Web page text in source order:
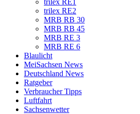
trilex RE1
trilex RE2
MRB RB 30
MRB RB 45
MRB RE 3
MRB RE 6
Blaulicht
MeiSachsen News
Deutschland News
Ratgeber
Verbraucher Tipps
Luftfahrt
Sachsenwetter